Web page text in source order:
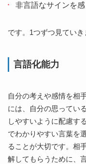
非言語なサインを
です。1つずつ見ていき
言語化能力
自分の考えや感情を相
には、自分の思ってい
しやすいように配慮す
でわかりやすい言葉を
ることが大切です。相
解してもらうために、